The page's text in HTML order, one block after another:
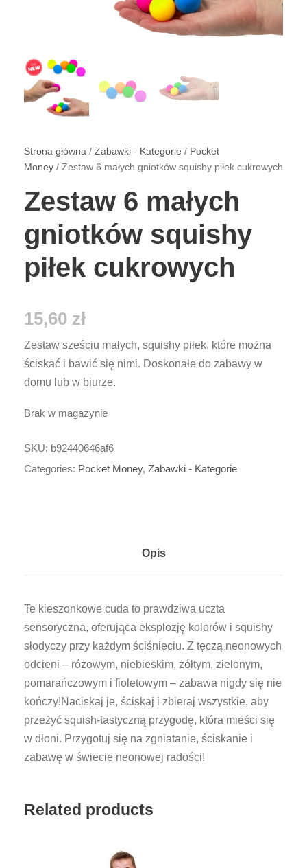
Strona główna / Zabawki - Kategorie / Pocket
Money / Zestaw 6 małych gniotków squishy piłek cukrowych
Zestaw 6 małych
gniotków squishy
piłek cukrowych
15,60 zł
Zestaw sześciu małych, squishy piłek, które można
ściskać i bawić się nimi. Doskonałe do zabawy w
domu lub w biurze.
Brak w magazynie
SKU: b92440646af6
Categories: Pocket Money, Zabawki - Kategorie
Opis
Te kieszonkowe cuda to prawdziwa uczta
sensoryczna, oferująca eksplozję kolorów i squishy
słodyczy przy każdym ściśnięciu. Z tęczą neonowych
odcieni – różowym, niebieskim, żółtym, zielonym,
pomarańczowym i fioletowym – zabawa nigdy się nie
kończy!Naciskaj je, ściskaj i zbieraj wszystkie, aby
przeżyć squish-tastyczną przygodę, która mieści się
w dłoni. Przygotuj się na zgniatanie, ściskanie i
zabawę w świecie neonowej radości!
Related products